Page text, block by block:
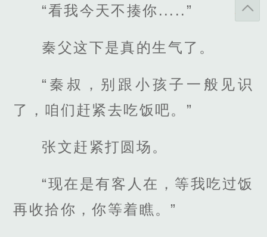
“看我今天不揍你.....”
秦父这下是真的生气了。
“秦叔，别跟小孩子一般见识
了，咱们赶紧去吃饭吧。”
张文赶紧打圆场。
“现在是有客人在，等我吃过饭
再收拾你，你等着瞧。”